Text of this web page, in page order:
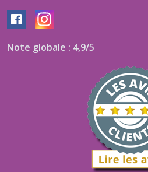
Note globale : 4,9/5